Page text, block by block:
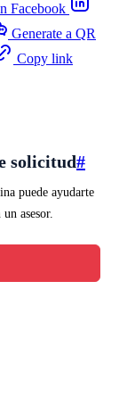
Facebook
Generate a QR
Copy link
solicitud#
puede ayudarte
asesor.